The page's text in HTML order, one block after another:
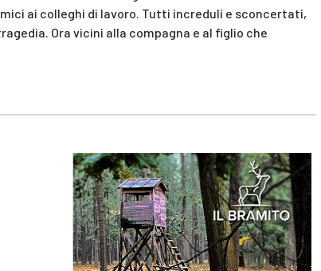
ai colleghi di lavoro. Tutti increduli e sconcertati,
Ora vicini alla compagna e al figlio che